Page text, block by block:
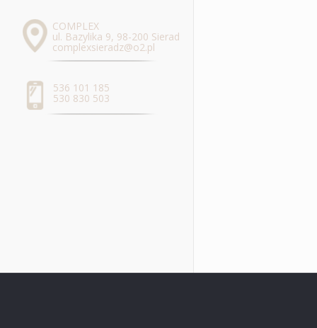
COMPLEX
ul. Bazylika 9, 98-200 Sieradz
complexsieradz@o2.pl
536 101 185
530 830 503